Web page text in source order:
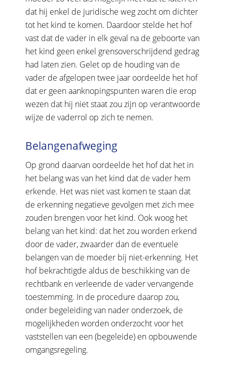
dat hij enkel de juridische weg zocht om dichter
tot het kind te komen. Daardoor stelde het hof
vast dat de vader in elk geval na de geboorte van
het kind geen enkel grensoverschrijdend gedrag
had laten zien. Gelet op de houding van de
vader de afgelopen twee jaar oordeelde het hof
dat er geen aanknopingspunten waren die erop
wezen dat hij niet staat zou zijn op verantwoorde
wijze de vaderrol op zich te nemen.
Belangenafweging
Op grond daarvan oordeelde het hof dat het in
het belang was van het kind dat de vader hem
erkende. Het was niet vast komen te staan dat
de erkenning negatieve gevolgen met zich mee
zouden brengen voor het kind. Ook woog het
belang van het kind: dat het zou worden erkend
door de vader, zwaarder dan de eventuele
belangen van de moeder bij niet-erkenning. Het
hof bekrachtigde aldus de beschikking van de
rechtbank en verleende de vader vervangende
toestemming. In de procedure daarop zou,
onder begeleiding van nader onderzoek, de
mogelijkheden worden onderzocht voor het
vaststellen van een (begeleide) en opbouwende
omgangsregeling.